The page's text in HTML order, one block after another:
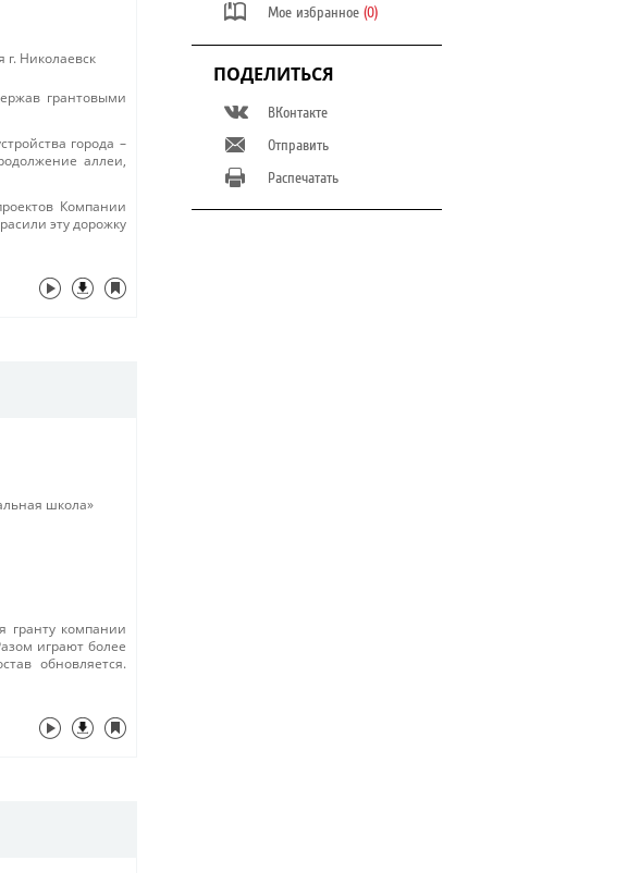
г. Николаевск
грантовыми
города –
аллеи,
Компании
эту дорожку
школа»
гранту компании
играют более
обновляется.
Мое избранное (0)
ПОДЕЛИТЬСЯ
ВКонтакте
Отправить
Распечатать